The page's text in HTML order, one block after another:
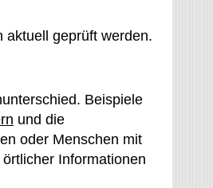
aktuell geprüft werden.
Beispiele
und die
oder Menschen mit
Informationen